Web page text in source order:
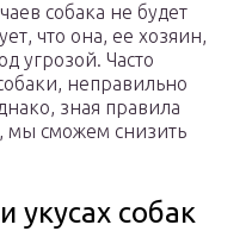
собака не будет
что она, ее хозяин,
угрозой. Часто
неправильно
зная правила
мы сможем снизить
собак